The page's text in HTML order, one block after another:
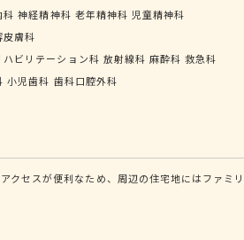
科 神経精神科 老年精神科 児童精神科
皮膚科
ハビリテーション科 放射線科 麻酔科 救急科
小児歯科 歯科口腔外科
クセスが便利なため、周辺の住宅地にはファ